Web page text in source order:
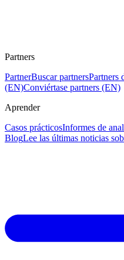
Partners
PartnerBuscar partnersPartners
(EN)Conviértase partners (EN)
Aprender
Casos prácticosInformes de
BlogLee las últimas noticias